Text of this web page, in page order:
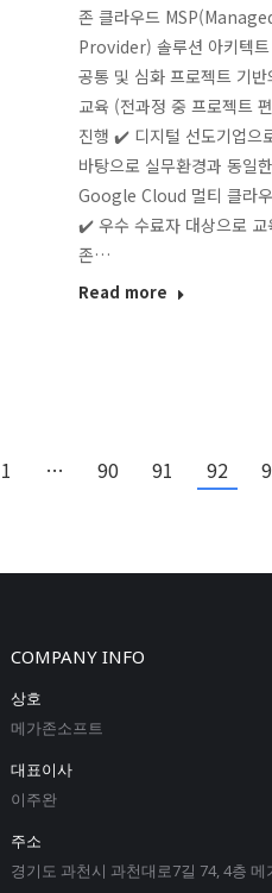
존 클라우드
Provider) 솔루션 아키텍
공통 및 심화 프로젝트 기반
교육 (전과정 중 프로젝트
진행 ✔️ 디지털 선도기업으
바탕으로 실무환경과 동일
Google Cloud 멀티 클라
✔️ 우수 수료자 대상으로 교
존…
Read more
1 … 90 91 92
COMPANY INFO
상호
메가존소프트
대표이사
이주완
주소
경기도 과천시 과천대로7길 74, 4층